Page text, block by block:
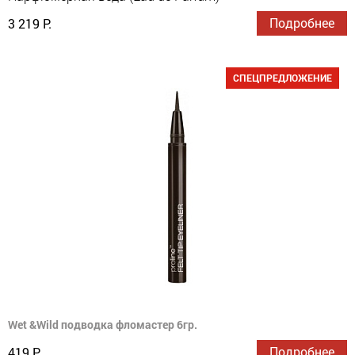
3 219 Р.
Подробнее
СПЕЦПРЕДЛОЖЕНИЕ
Wet &Wild подводка фломастер 6гр.